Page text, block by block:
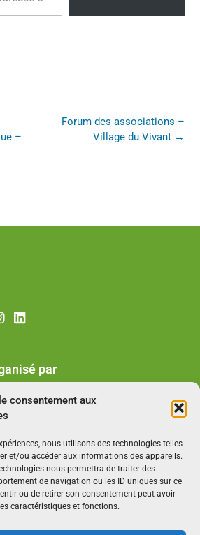
consentement aux
nous utilisons des technologies telles
et/ou accéder aux informations des appareils.
nous permettra de traiter des
de navigation ou les ID uniques sur ce
ou de retirer son consentement peut avoir
caractéristiques et fonctions.
Forum des associations –
Village du Vivant →
–
par